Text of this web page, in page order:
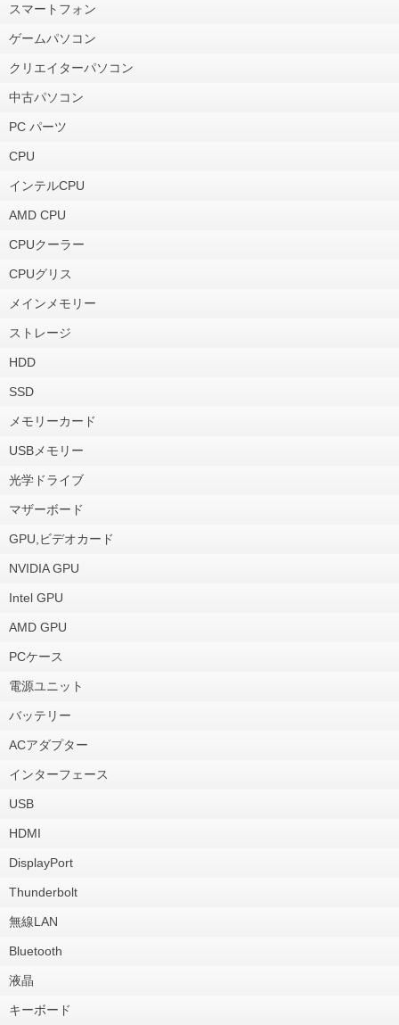
スマートフォン
ゲームパソコン
クリエイターパソコン
中古パソコン
PC パーツ
CPU
インテルCPU
AMD CPU
CPUクーラー
CPUグリス
メインメモリー
ストレージ
HDD
SSD
メモリーカード
USBメモリー
光学ドライブ
マザーボード
GPU,ビデオカード
NVIDIA GPU
Intel GPU
AMD GPU
PCケース
電源ユニット
バッテリー
ACアダプター
インターフェース
USB
HDMI
DisplayPort
Thunderbolt
無線LAN
Bluetooth
液晶
キーボード